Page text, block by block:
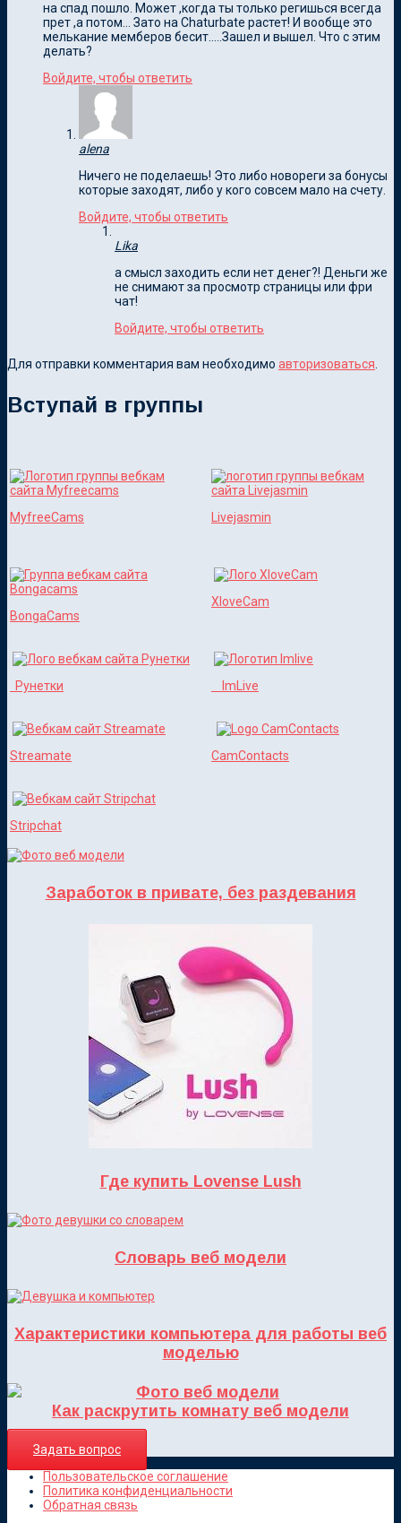
на спад пошло. Может ,когда ты только регишься всегда
прет ,а потом… Зато на Chaturbate растет! И вообще это
мелькание мемберов бесит…..Зашел и вышел. Что с этим
делать?
Войдите, чтобы ответить
alena
Ничего не поделаешь! Это либо новореги за бонусы
которые заходят, либо у кого совсем мало на счету.
Войдите, чтобы ответить
Lika
а смысл заходить если нет денег?! Деньги же
не снимают за просмотр страницы или фри
чат!
Войдите, чтобы ответить
Для отправки комментария вам необходимо авторизоваться
Вступай в группы
MyfreeCams Livejasmin
BongaCams
XloveCam
Рунетки ImLive
Streamate CamContacts
Stripchat
Заработок в привате, без раздевания
Где купить Lovense Lush
Словарь веб модели
Характеристики компьютера для работы веб
моделью
Как раскрутить комнату веб модели
Задать вопрос
Пользовательское соглашение
Политика конфиденциальности
Обратная связь